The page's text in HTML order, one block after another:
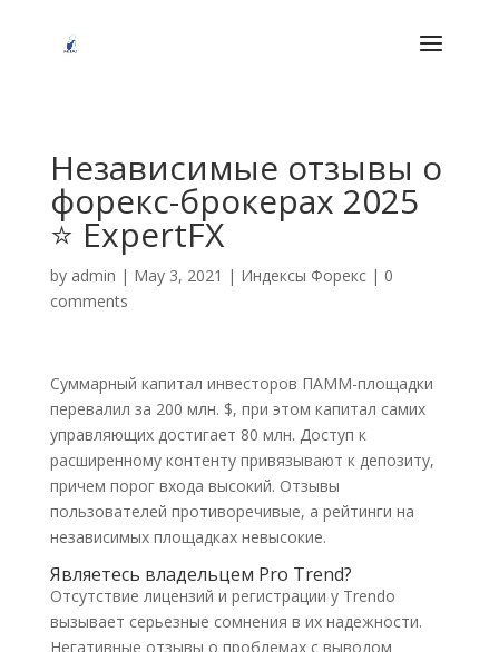
Независимые отзывы о
форекс-брокерах 2025
⭐️ ExpertFX
by admin | May 3, 2021 | Индексы Форекс| 0
comments
Суммарный капитал инвесторов ПАММ-площадки
перевалил за 200 млн. $, при этом капитал самих
управляющих достигает 80 млн. Доступ к
расширенному контенту привязывают к депозиту,
причем порог входа высокий. Отзывы
пользователей противоречивые, а рейтинги на
независимых площадках невысокие.
Являетесь владельцем Pro Trend?
Отсутствие лицензий и регистрации у Trendo
вызывает серьезные сомнения в их надежности.
Негативные отзывы о проблемах с выводом